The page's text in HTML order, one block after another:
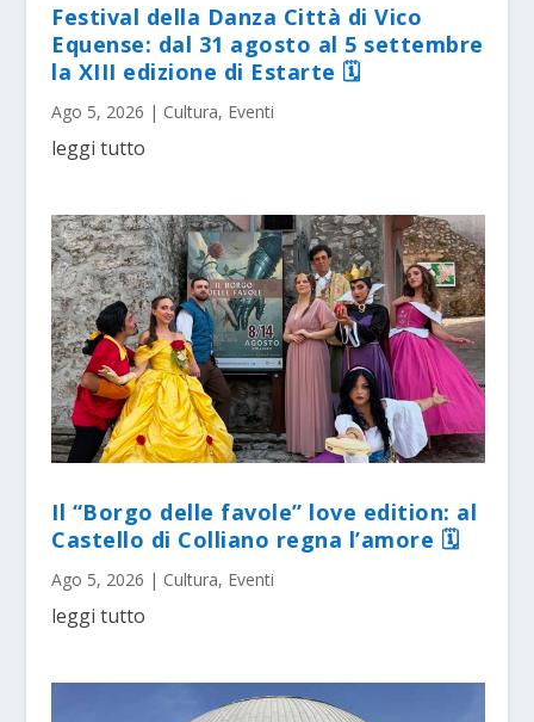
Festival della Danza Città di Vico
Equense: dal 31 agosto al 5 settembre
la XIII edizione di Estarte 🗓
Ago 5, 2026 | Cultura, Eventi
leggi tutto
Il “Borgo delle favole” love edition: al
Castello di Colliano regna l’amore 🗓
Ago 5, 2026 | Cultura, Eventi
leggi tutto